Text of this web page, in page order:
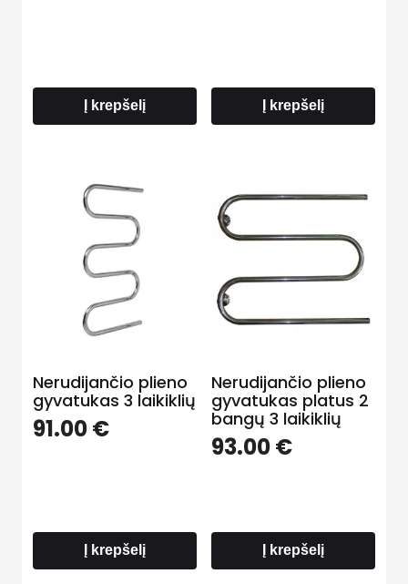
Į krepšelį Į krepšelį
Nerudijančio plieno
gyvatukas 3 laikiklių
91.00€
Į krepšelį
Nerudijančio plieno
gyvatukas platus 2
bangų 3 laikiklių
93.00€
Į krepšelį